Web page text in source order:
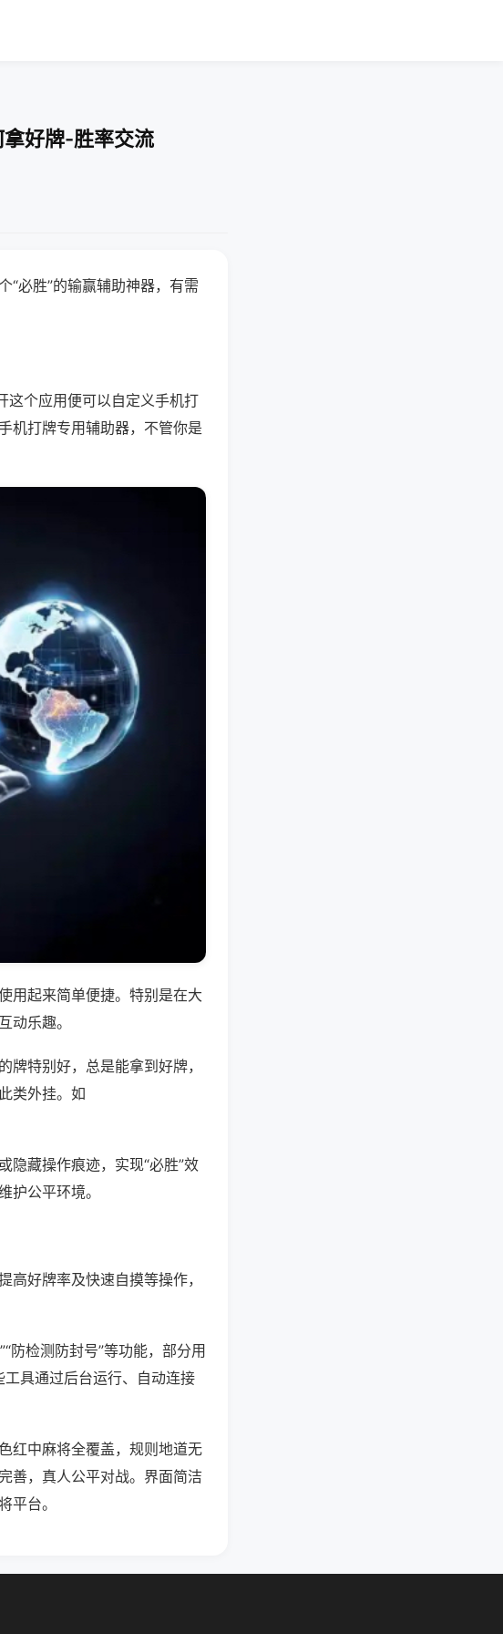
好牌-胜率交流
“必胜”的输赢辅助神器，有需
这个应用便可以自定义手机打
机打牌专用辅助器，不管你是
用起来简单便捷。特别是在大
动乐趣。
特别好，总是能拿到好牌，
类外挂。如
隐藏操作痕迹，实现“必胜”效
护公平环境。
好牌率及快速自摸等操作，
防检测防封号”等功能，部分用
工具通过后台运行、自动连接
红中麻将全覆盖，规则地道无
善，真人公平对战。界面简洁
平台。